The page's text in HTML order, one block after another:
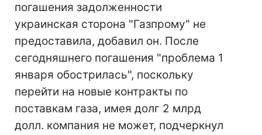
погашения задолженности
украинская сторона "Газпрому" не
предоставила, добавил он. После
сегодняшнего погашения "проблема 1
января обострилась", поскольку
перейти на новые контракты по
поставкам газа, имея долг 2 млрд
долл. компания не может, подчеркнул